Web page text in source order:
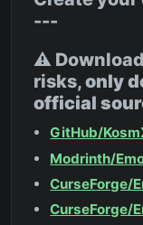
---
⚠️
risks,only
official
GitHub/
Modrinth/
CurseForge/
CurseForge/